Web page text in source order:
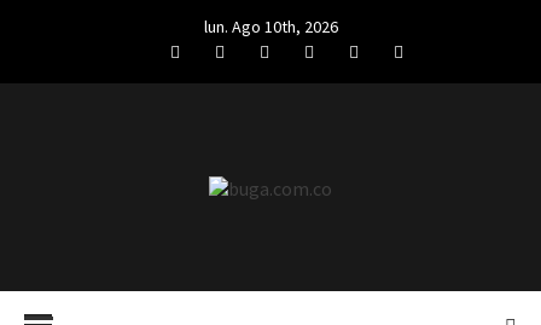
lun. Ago 10th, 2026
FacebookTwitterLinkedIn
VK YouTubeInstagram